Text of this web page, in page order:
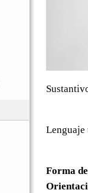
Lenguaje
Forma